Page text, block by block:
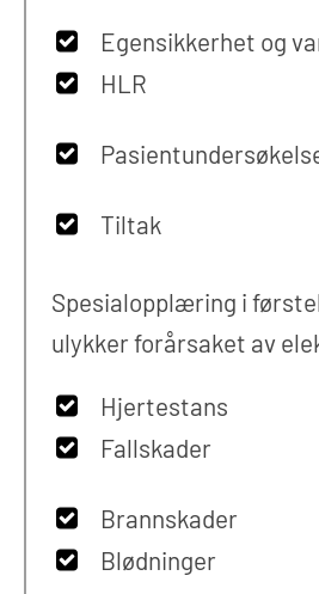
Egensikkerhet og
HLR
Tiltak
Spesialopplæring i
ulykker forårsaket av
Hjertestans
Fallskader
Brannskader
Blødninger